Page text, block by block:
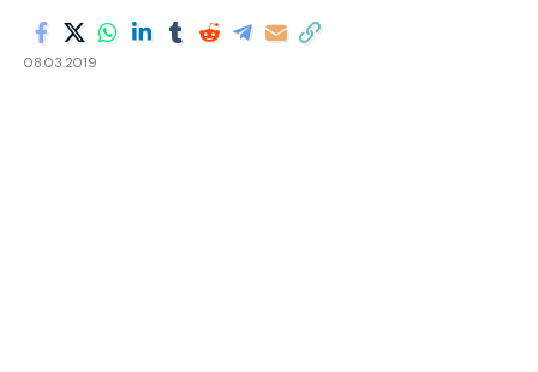
08.03.2019